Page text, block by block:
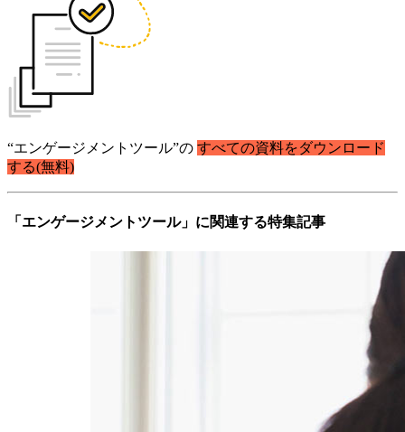
“エンゲージメントツール”の すべての資料をダウンロード
する(無料)
「エンゲージメントツール」に関連する特集記事